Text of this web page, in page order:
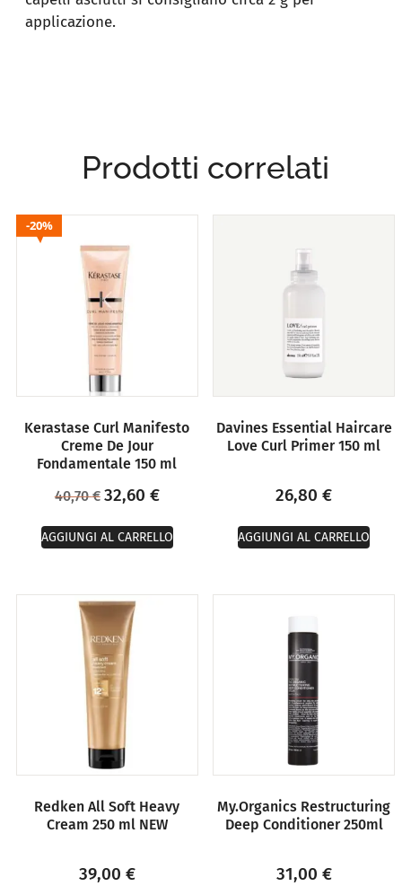
applicazione.
Prodotti correlati
Kerastase Curl Manifesto
Creme De Jour
Fondamentale 150 ml
40,70€ 32,60 €
AGGIUNGI AL CARRELLO
Davines Essential Haircare
Love Curl Primer 150 ml
26,80€
AGGIUNGI AL CARRELLO
Redken All Soft Heavy
Cream 250 ml NEW
39,00 €
My.Organics Restructuring
Deep Conditioner 250ml
31,00 €
20%